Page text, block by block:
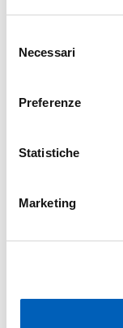
delNecessari
Preferenze
Statistiche
Marketing